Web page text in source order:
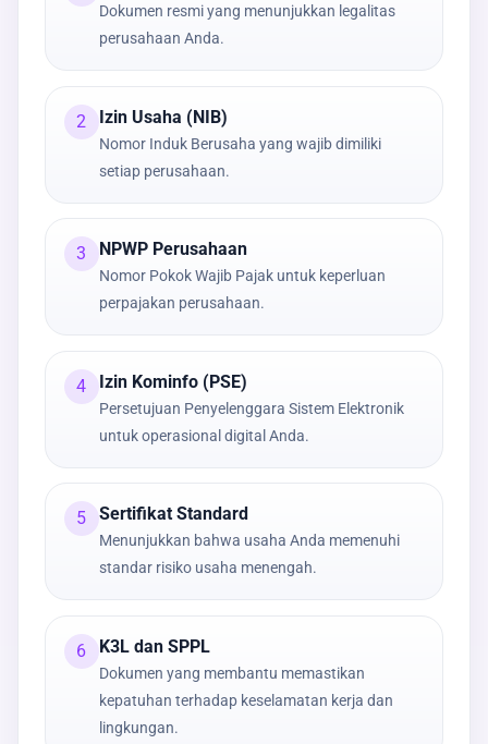
Dokumen resmi yang menunjukkan legalitas
perusahaan Anda.
2 Izin Usaha (NIB)
Nomor Induk Berusaha yang wajib dimiliki
setiap perusahaan.
3 NPWP Perusahaan
Nomor Pokok Wajib Pajak untuk keperluan
perpajakan perusahaan.
4 Izin Kominfo (PSE)
Persetujuan Penyelenggara Sistem Elektronik
untuk operasional digital Anda.
5 Sertifikat Standard
Menunjukkan bahwa usaha Anda memenuhi
standar risiko usaha menengah.
6 K3L dan SPPL
Dokumen yang membantu memastikan
kepatuhan terhadap keselamatan kerja dan
lingkungan.